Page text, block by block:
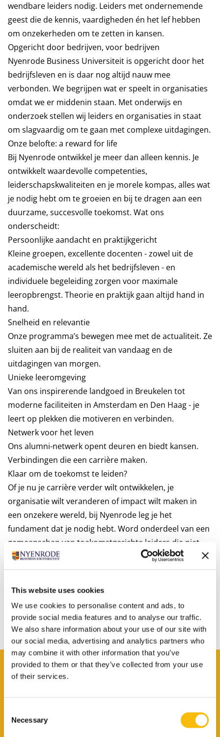
This website uses cookies
We use cookies to personalise content and ads, to
provide social media features and to analyse our traffic.
We also share information about your use of our site with
our social media, advertising and analytics partners who
may combine it with other information that you’ve
provided to them or that they’ve collected from your use
of their services.
Selection
Necessary
wendbare leiders nodig. Leiders met ondernemende
geest die de kennis, vaardigheden én het lef hebben
om onzekerheden om te zetten in kansen.
Opgericht door bedrijven, voor bedrijven
Nyenrode Business Universiteit is opgericht door het
bedrijfsleven en is daar nog altijd nauw mee
verbonden. We begrijpen wat er speelt in organisaties
omdat we er middenin staan. Met onderwijs en
onderzoek stellen wij leiders en organisaties in staat
om slagvaardig om te gaan met complexe uitdagingen.
Onze belofte: a reward for life
Bij Nyenrode ontwikkel je meer dan alleen kennis. Je
ontwikkelt waardevolle competenties,
leiderschapskwaliteiten en je morele kompas, alles wat
je nodig hebt om te groeien en bij te dragen aan een
duurzame, succesvolle toekomst. Wat ons
onderscheidt:
Persoonlijke aandacht en praktijkgericht
Kleine groepen, excellente docenten - zowel uit de
academische wereld als het bedrijfsleven - en
individuele begeleiding zorgen voor maximale
leeropbrengst. Theorie en praktijk gaan altijd hand in
hand.
Snelheid en relevantie
Onze programma’s bewegen mee met de actualiteit. Ze
sluiten aan bij de realiteit van vandaag en de
uitdagingen van morgen.
Unieke leeromgeving
Van ons inspirerende landgoed in Breukelen tot
moderne faciliteiten in Amsterdam en Den Haag - je
leert op plekken die motiveren en verbinden.
Netwerk voor het leven
Ons alumni-netwerk opent deuren en biedt kansen.
Verbindingen die een carrière maken.
Klaar om de toekomst te leiden?
Of je nu je carrière verder wilt ontwikkelen, je
organisatie wilt veranderen of impact wilt maken in
een onzekere wereld, bij Nyenrode leg je het
fundament dat je nodig hebt. Word onderdeel van een
gemeenschap van toekomstgerichte leiders die niet
alleen meebewegen met verandering, maar die
verandering zelf vormgeven.
gevestigd in het historische 'De Vijf Keizers' aan de
Keizersgracht in het hart van de stad. Deze